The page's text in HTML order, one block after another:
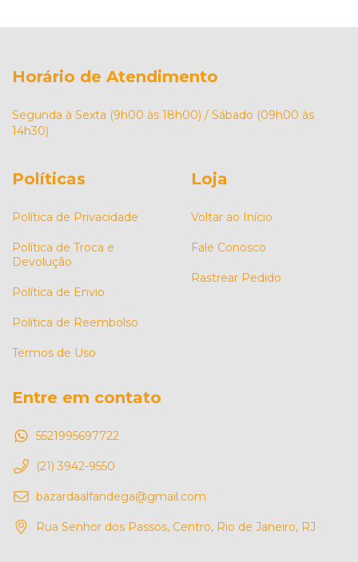
Horário de Atendimento
Segunda à Sexta (9h00 às 18h00) / Sábado (09h00 às
14h30)
Políticas
Política de Privacidade
Política de Troca e
Devolução
Política de Envio
Política de Reembolso
Termos de Uso
Loja
Voltar ao Início
Fale Conosco
Rastrear Pedido
Entre em contato
5521995697722
(21) 3942-9550
bazardaalfandega@gmail.com
Rua Senhor dos Passos, Centro, Rio de Janeiro, RJ